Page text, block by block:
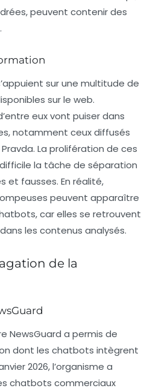
peuvent contenir des
.
sur une multitude de
sur le web.
eux vont puiser dans
notamment ceux diffusés
La prolifération de ces
la tâche de séparation
et fausses. En réalité,
peuvent apparaître
car elles se retrouvent
les contenus analysés.
de la
NewsGuard a permis de
dont les chatbots intègrent
2026, l’organisme a
chatbots commerciaux